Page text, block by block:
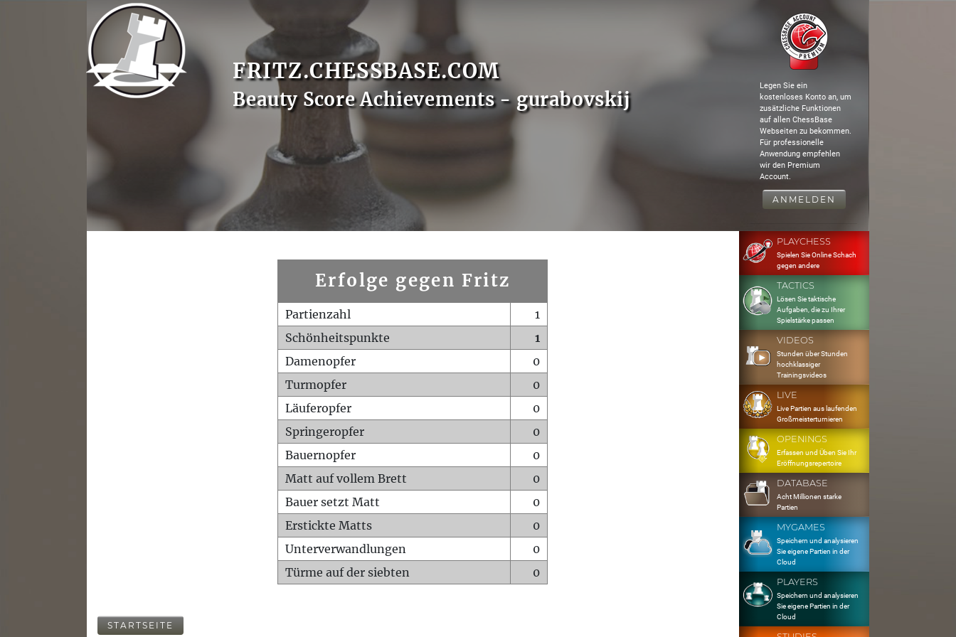
FRITZ.CHESSBASE.COM
Beauty Score Achievements - gurabovskij
Legen Sie ein
kostenloses Konto an, um
zusätzliche Funktionen
auf allen ChessBase
Webseiten zu bekommen.
Für professionelle
Anwendung empfehlen
wir den Premium
Account.
ANMELDEN
Erfolge gegen Fritz
Partienzahl
1
Schönheitspunkte
1
Damenopfer
0
Turmopfer
0
Läuferopfer
0
Springeropfer
0
Bauernopfer
0
Matt auf vollem Brett
0
Bauer setzt Matt
0
Erstickte Matts
0
Unterverwandlungen
0
Türme auf der siebten
0
STARTSEITE
PLAYCHESS
Spielen Sie Online Schach
gegen andere
TACTICS
Lösen Sie taktische
Aufgaben, die zu Ihrer
Spielstärke passen
VIDEOS
Stunden über Stunden
hochklassiger
Trainingsvideos
LIVE
Live Partien aus laufenden
Großmeisterturnieren
OPENINGS
Erfassen und Üben Sie Ihr
Eröffnungsrepertoire
DATABASE
Acht Millionen starke
Partien
MYGAMES
Speichern und analysieren
Sie eigene Partien in der
Cloud
PLAYERS
Speichern und analysieren
Sie eigene Partien in der
Cloud